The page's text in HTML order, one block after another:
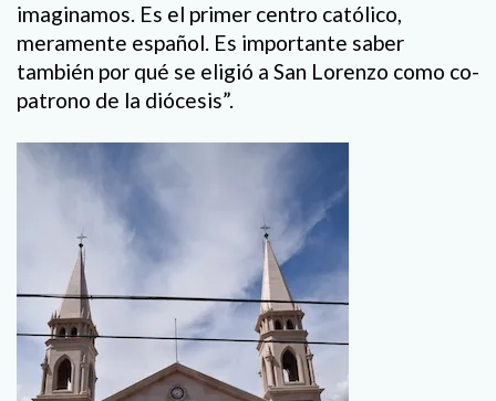
imaginamos. Es el primer centro católico,
meramente español. Es importante saber
también por qué se eligió a San Lorenzo como co-
patrono de la diócesis”.